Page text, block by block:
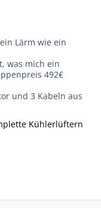
Lärm wie ein
was mich ein
492€
und 3 Kabeln aus
Kühlerlüftern